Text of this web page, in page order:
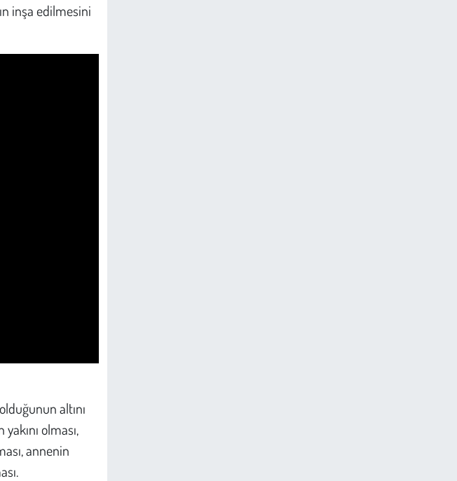
inşa edilmesini
altını
olması,
annenin